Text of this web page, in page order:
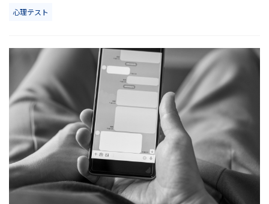
心理テスト